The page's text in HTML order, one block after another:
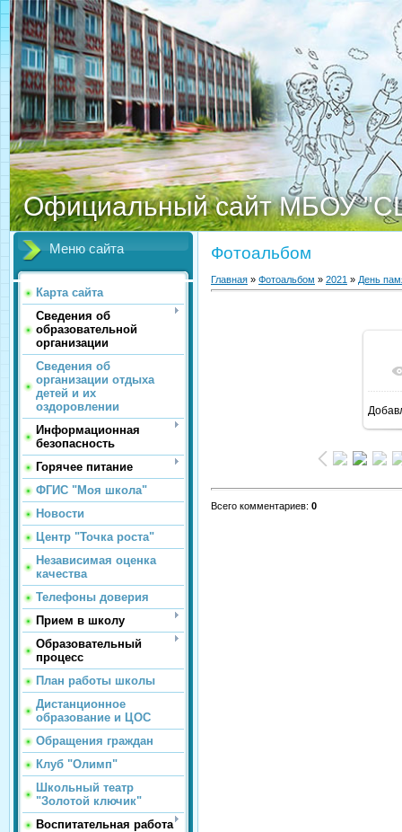
Официальный сайт МБОУ
Меню сайта
Карта сайта
Сведения об
образовательной
организации
Сведения об
организации отдыха
детей и их
оздоровлении
Информационная
безопасность
Горячее питание
ФГИС "Моя школа"
Новости
Центр "Точка роста"
Независимая оценка
качества
Телефоны доверия
Прием в школу
Образовательный
процесс
План работы школы
Дистанционное
образование и ЦОС
Обращения граждан
Клуб "Олимп"
Школьный театр
"Золотой ключик"
Воспитательная работа
Фотоальбом
Главная » Фотоальбом » 2021 » День
Всего комментариев: 0